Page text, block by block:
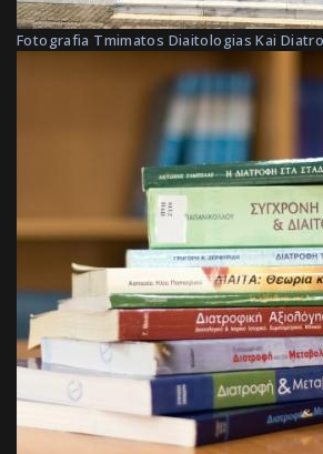
Fotografia Tmimatos Diaitologias Kai